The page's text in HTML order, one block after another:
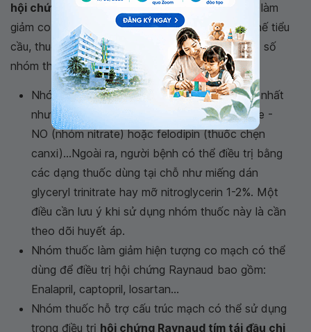
hội chứng Raynaud tím tái đầu chi
như: Thuốc làm
giảm co mạch, thuốc làm giãn mạch, thuốc ức chế tiểu
cầu, thuốc ảnh hưởng đến cấu trúc mạch và một số
nhóm thuốc sinh học....
Nhóm thuốc giãn mạch thường hay sử dụng nhất
như diltiazem, nifedipin, amlodipin, nitric oxide -
NO (nhóm nitrate) hoặc felodipin (thuốc chẹn
canxi)...Ngoài ra, người bệnh có thể điều trị bằng
các dạng thuốc dùng tại chỗ như miếng dán
glyceryl trinitrate hay mỡ nitroglycerin 1-2%. Một
điều cần lưu ý khi sử dụng nhóm thuốc này là cần
theo dõi huyết áp.
Nhóm thuốc làm giảm hiện tượng co mạch có thể
dùng để điều trị hội chứng Raynaud bao gồm:
Enalapril, captopril, losartan...
Nhóm thuốc hỗ trợ cấu trúc mạch có thể sử dụng
trong điều trị hội chứng Raynaud tím tái đầu chi